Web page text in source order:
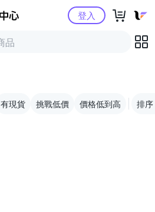
Yahoo購物中心登入
有現貨 挑戰低價 價格低到高 排序